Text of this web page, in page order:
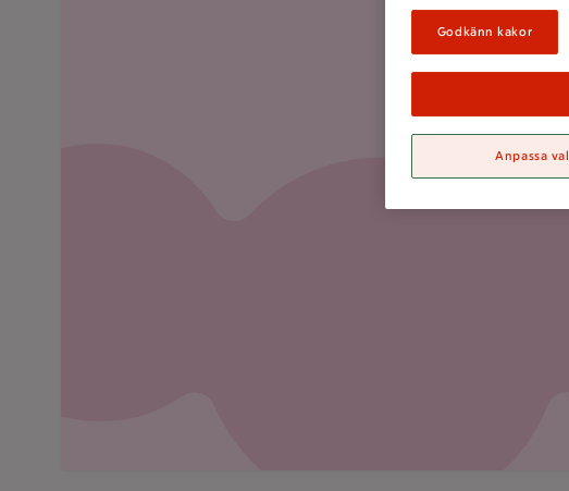
Godkänn kakor
Anpassa val